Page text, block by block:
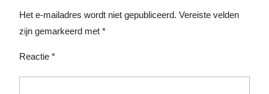
Het e-mailadres wordt niet gepubliceerd. Vereiste velden
zijn gemarkeerd met *
Reactie *